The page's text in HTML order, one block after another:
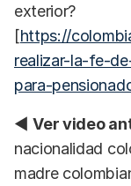
exterior?
[https://
realizar-la-fe-
para-
◀Ver video
nacionalidad
madre